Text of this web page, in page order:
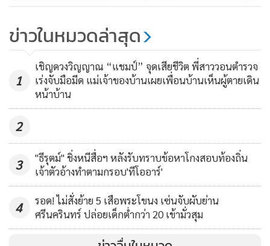
7,153
ป.ป.ช.ค้านนิรโทษกรรมสุดซอย ชี้
ชาติเสียหาย
ข่าวในหมวดล่าสุด
1
เชิญดวงวิญญาณ “แชมป์” จุดเสียชีวิต พี่สาววอนตำรวจ
เร่งจับมือมีด แม่เจ้าของบ้านเผยเพื่อนบ้านเห็นผู้ตายเดิน
หน้าบ้าน
2
3
"ธีรุตม์" ชิ่งหนีสื่อฯ หลังรับทราบข้อหาโกงสอบท้องถิ่น
เจ้าตัวอ้างทำตามกรอบ'ทีโออาร์'
4
รอด! ไม่สั่งย้าย 5 เสือพระโขนง เซ่นจับผับย่าน
ศรีนครินทร์ ปล่อยเด็กต่ำกว่า 20 เข้ามั่วสุม